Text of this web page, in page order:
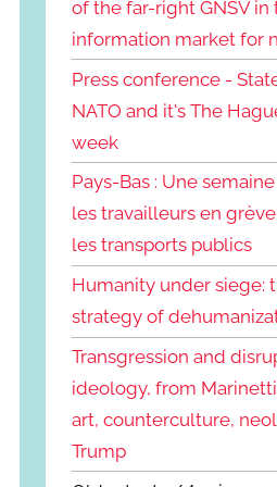
of the far-right GNSV in
information market for
Press conference -
NATO and it's The
week
Pays-Bas : Une
les travailleurs en
les transports publics
Humanity under siege:
strategy of
Transgression and
ideology, from
art, counterculture,
Trump